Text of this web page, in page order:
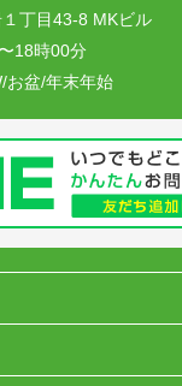
丁目43-8 MKビル
18時00分
お盆/年末年始